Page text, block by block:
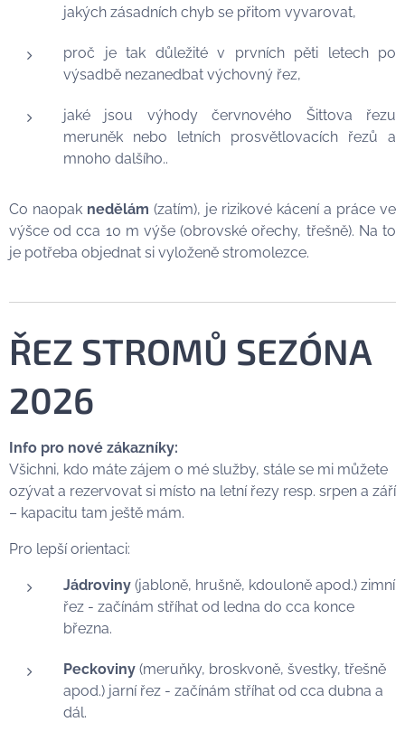
jakých zásadních chyb se přitom vyvarovat,
proč je tak důležité v prvních pěti letech po
výsadbě nezanedbat výchovný řez,
jaké jsou výhody červnového Šittova řezu
meruněk nebo letních prosvětlovacích řezů a
mnoho dalšího..
Co naopak nedělám (zatím), je rizikové kácení a práce ve
výšce od cca 10 m výše (obrovské ořechy, třešně). Na to
je potřeba objednat si vyloženě stromolezce.
ŘEZ STROMŮ SEZÓNA
2026
Info pro nové zákazníky:
Všichni, kdo máte zájem o mé služby, stále se mi můžete
ozývat a rezervovat si místo na letní řezy resp. srpen a září
– kapacitu tam ještě mám.
Pro lepší orientaci:
Jádroviny (jabloně, hrušně, kdouloně apod.) zimní
řez - začínám stříhat od ledna do cca konce
března.
Peckoviny (meruňky, broskvoně, švestky, třešně
apod.) jarní řez - začínám stříhat od cca dubna a
dál.